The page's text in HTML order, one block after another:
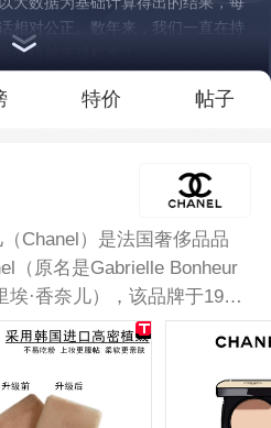
相对公正。数年来，我们一直在持
变得越来越精准！
特价 帖子
Chanel）是法国奢侈品品
（原名是Gabrielle Bonheur
·香奈儿），该品牌于1910
种类繁多，有服装、珠宝饰
品、香水等。香奈儿粉饼创
般的柔润舒适质感，展现自然
妆感，如丝缎般的柔亮光